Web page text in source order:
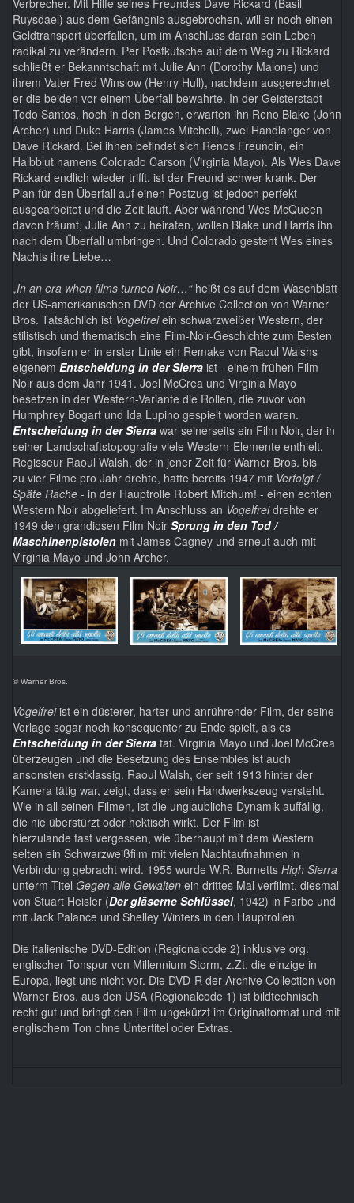
Verbrecher. Mit Hilfe seines Freundes Dave Rickard (Basil
Ruysdael) aus dem Gefängnis ausgebrochen, will er noch einen
Geldtransport überfallen, um im Anschluss daran sein Leben
radikal zu verändern. Per Postkutsche auf dem Weg zu Rickard
schließt er Bekanntschaft mit Julie Ann (Dorothy Malone) und
ihrem Vater Fred Winslow (Henry Hull), nachdem ausgerechnet
er die beiden vor einem Überfall bewahrte. In der Geisterstadt
Todo Santos, hoch in den Bergen, erwarten ihn Reno Blake (John
Archer) und Duke Harris (James Mitchell), zwei Handlanger von
Dave Rickard. Bei ihnen befindet sich Renos Freundin, ein
Halbblut namens Colorado Carson (Virginia Mayo). Als Wes Dave
Rickard endlich wieder trifft, ist der Freund schwer krank. Der
Plan für den Überfall auf einen Postzug ist jedoch perfekt
ausgearbeitet und die Zeit läuft. Aber während Wes McQueen
davon träumt, Julie Ann zu heiraten, wollen Blake und Harris ihn
nach dem Überfall umbringen. Und Colorado gesteht Wes eines
Nachts ihre Liebe…
„In an era when films turned Noir…“heißt es auf dem Waschblatt
der US-amerikanischen DVD der Archive Collection von Warner
Bros. Tatsächlich ist Vogelfreiein schwarzweißer Western, der
stilistisch und thematisch eine Film-Noir-Geschichte zum Besten
gibt, insofern er in erster Linie ein Remake von Raoul Walshs
eigenem Entscheidung in der Sierra ist - einem frühen Film
Noir aus dem Jahr 1941. Joel McCrea und Virginia Mayo
besetzen in der Western-Variante die Rollen, die zuvor von
Humphrey Bogart und Ida Lupino gespielt worden waren.
Entscheidung in der Sierra war seinerseits ein Film Noir, der in
seiner Landschaftstopografie viele Western-Elemente enthielt.
Regisseur Raoul Walsh, der in jener Zeit für Warner Bros. bis
zu vier Filme pro Jahr drehte, hatte bereits 1947 mit Verfolgt /
Späte Rache - in der Hauptrolle Robert Mitchum! - einen echten
Western Noir abgeliefert. Im Anschluss an Vogelfreidrehte er
1949 den grandiosen Film Noir Sprung in den Tod /
Maschinenpistolen mit James Cagney und erneut auch mit
Virginia Mayo und John Archer.
© Warner Bros.
Vogelfreiist ein düsterer, harter und anrührender Film, der seine
Vorlage sogar noch konsequenter zu Ende spielt, als es
Entscheidung in der Sierra tat. Virginia Mayo und Joel McCrea
überzeugen und die Besetzung des Ensembles ist auch
ansonsten erstklassig. Raoul Walsh, der seit 1913 hinter der
Kamera tätig war, zeigt, dass er sein Handwerkszeug versteht.
Wie in all seinen Filmen, ist die unglaubliche Dynamik auffällig,
die nie überstürzt oder hektisch wirkt. Der Film ist
hierzulande fast vergessen, wie überhaupt mit dem Western
selten ein Schwarzweißfilm mit vielen Nachtaufnahmen in
Verbindung gebracht wird. 1955 wurde W.R. Burnetts High Sierra
unterm Titel Gegen alle Gewalten ein drittes Mal verfilmt, diesmal
von Stuart Heisler (Der gläserne Schlüssel, 1942) in Farbe und
mit Jack Palance und Shelley Winters in den Hauptrollen.
Die italienische DVD-Edition (Regionalcode 2) inklusive org.
englischer Tonspur von Millennium Storm, z.Zt. die einzige in
Europa, liegt uns nicht vor. Die DVD-R der Archive Collection von
Warner Bros. aus den USA (Regionalcode 1) ist bildtechnisch
recht gut und bringt den Film ungekürzt im Originalformat und mit
englischem Ton ohne Untertitel oder Extras.